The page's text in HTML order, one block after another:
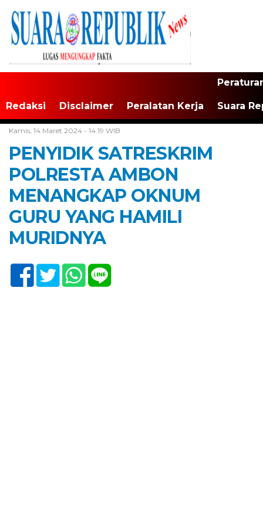
Redaksi Disclaimer Peralatan Kerja Suara
Kamis, 14 Maret 2024 - 14:19 WIB
PENYIDIK SATRESKRIM
POLRESTA AMBON
MENANGKAP OKNUM
GURU YANG HAMILI
MURIDNYA